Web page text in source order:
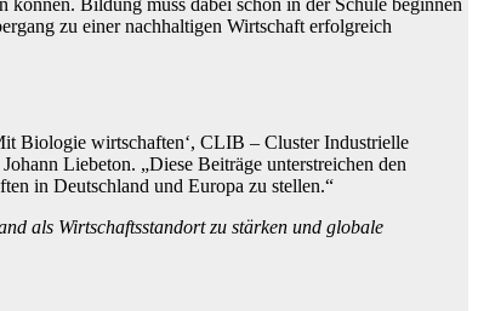
zu einer nachhaltigen Wirtschaft erfolgreich
Biologie wirtschaften‘, CLIB – Cluster Industrielle
Liebeton. „Diese Beiträge unterstreichen den
in Deutschland und Europa zu stellen.“
als Wirtschaftsstandort zu stärken und globale